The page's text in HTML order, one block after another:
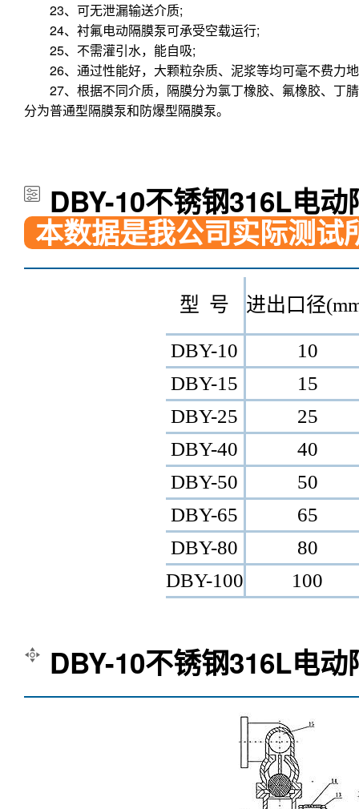
23、可无泄漏输送介质;
24、衬氟电动隔膜泵可承受空载运行;
25、不需灌引水，能自吸;
26、通过性能好，大颗粒杂质、泥浆等均可毫不费力
27、根据不同介质，隔膜分为氯丁橡胶、氟橡胶、丁
分为普通型隔膜泵和防爆型隔膜泵。
DBY-10不锈钢316L电
本数据是我公司实际测
型 号 进出口径
DBY-10
10
DBY-15
15
DBY-25
25
DBY-40
40
DBY-50
50
DBY-65
65
DBY-80
80
DBY-100
100
DBY-10不锈钢316L电